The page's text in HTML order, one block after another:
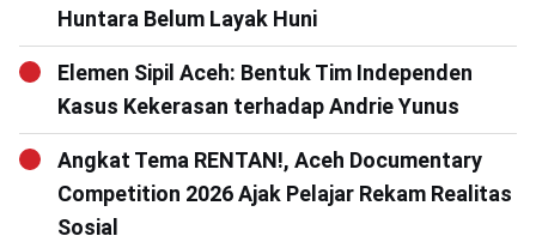
Huntara Belum Layak Huni
Elemen Sipil Aceh: Bentuk Tim Independen
Kasus Kekerasan terhadap Andrie Yunus
Angkat Tema RENTAN!, Aceh Documentary
Competition 2026 Ajak Pelajar Rekam Realitas
Sosial